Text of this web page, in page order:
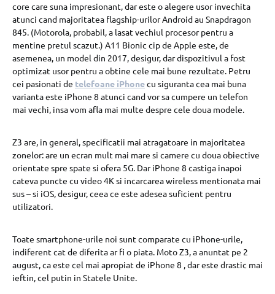
core care suna impresionant, dar este o alegere usor invechita
atunci cand majoritatea flagship-urilor Android au Snapdragon
845. (Motorola, probabil, a lasat vechiul procesor pentru a
mentine pretul scazut.) A11 Bionic cip de Apple este, de
asemenea, un model din 2017, desigur, dar dispozitivul a fost
optimizat usor pentru a obtine cele mai bune rezultate. Petru
cei pasionati de telefoane iPhonecu siguranta cea mai buna
varianta este iPhone 8 atunci cand vor sa cumpere un telefon
mai vechi, insa vom afla mai multe despre cele doua modele.
Z3 are, in general, specificatii mai atragatoare in majoritatea
zonelor: are un ecran mult mai mare si camere cu doua obiective
orientate spre spate si ofera 5G. Dar iPhone 8 castiga inapoi
cateva puncte cu video 4K si incarcarea wireless mentionata mai
sus – si iOS, desigur, ceea ce este adesea suficient pentru
utilizatori.
Toate smartphone-urile noi sunt comparate cu iPhone-urile,
indiferent cat de diferita ar fi o piata. Moto Z3, a anuntat pe 2
august, ca este cel mai apropiat de iPhone 8 , dar este drastic mai
ieftin, cel putin in Statele Unite.